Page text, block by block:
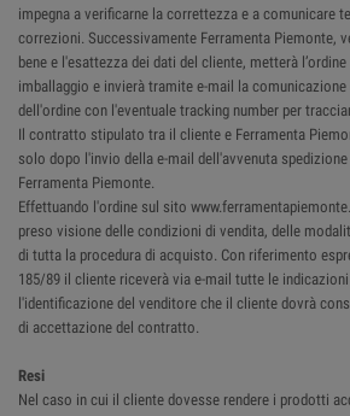
impegna a verificarne la correttezza e a comunicare
correzioni. Successivamente Ferramenta Piemonte,
bene e l'esattezza dei dati del cliente, metterà
imballaggio e invierà tramite e-mail la
dell'ordine con l'eventuale tracking number per
Il contratto stipulato tra il cliente e Ferramenta
solo dopo l'invio della e-mail dell'avvenuta
Ferramenta Piemonte.
Effettuando l'ordine sul sito
preso visione delle condizioni di vendita, delle
di tutta la procedura di acquisto. Con riferimento
185/89 il cliente riceverà via e-mail tutte le
l'identificazione del venditore che il cliente dovrà
di accettazione del contratto.
Resi
Nel caso in cui il cliente dovesse rendere i prodotti